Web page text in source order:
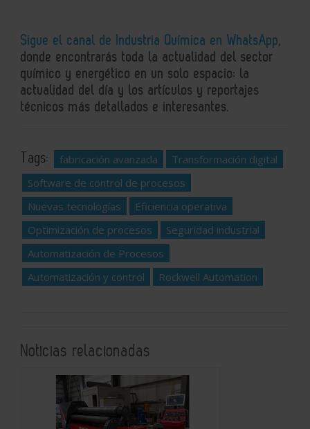
Sigue el canal de Industria Química en WhatsApp,
donde encontrarás toda la actualidad del sector
químico y energético en un solo espacio: la
actualidad del día y los artículos y reportajes
técnicos más detallados e interesantes.
Tags: fabricación avanzada
Transformación digital
Software de control de procesos
Nuevas tecnologías
Eficiencia operativa
Optimización de procesos
Seguridad industrial
Automatización de Procesos
Automatización y control
Rockwell Automation
Noticias relacionadas